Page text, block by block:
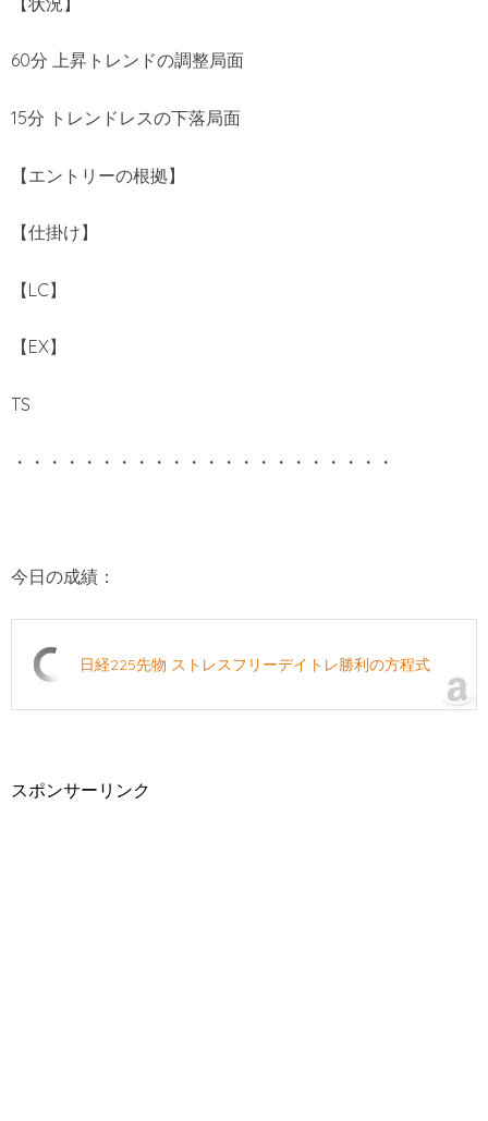
60分 上昇トレンドの調整局面
15分 トレンドレスの下落局面
【エントリーの根拠】
【仕掛け】
【LC】
【EX】
TS
・・・・・・・・・・・・・・・・・・・・・・
今日の成績：
日経225先物 ストレスフリーデイトレ勝利の方程式
スポンサーリンク